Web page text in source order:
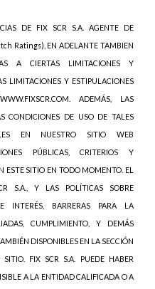
DE FIX SCR S.A. AGENTE DE
Ratings), EN ADELANTE TAMBIEN
A CIERTAS LIMITACIONES Y
LIMITACIONES Y ESTIPULACIONES
ADEMÁS, LAS
CONDICIONES DE USO DE TALES
EN NUESTRO SITIO WEB
PÚBLICAS, CRITERIOS Y
ESTE SITIO EN TODO MOMENTO. EL
S.A., Y LAS POLÍTICAS SOBRE
INTERÉS, BARRERAS PARA LA
CUMPLIMIENTO, Y DEMÁS
DISPONIBLES EN LA SECCIÓN
FIX SCR S.A. PUEDE HABER
A LA ENTIDAD CALIFICADA O A